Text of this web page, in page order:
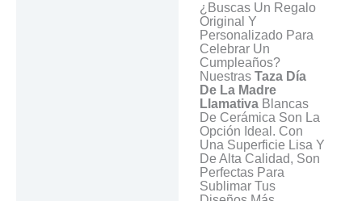
¿Buscas Un Regalo
Original Y
Personalizado Para
Celebrar Un
Cumpleaños?
Nuestras Taza Día
De La Madre
LlamativaBlancas
De Cerámica Son La
Opción Ideal. Con
Una Superficie Lisa Y
De Alta Calidad, Son
Perfectas Para
Sublimar Tus